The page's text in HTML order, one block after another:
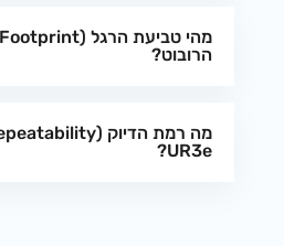
הרובוט?
UR3e?